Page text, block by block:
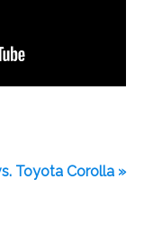
Toyota Corolla »